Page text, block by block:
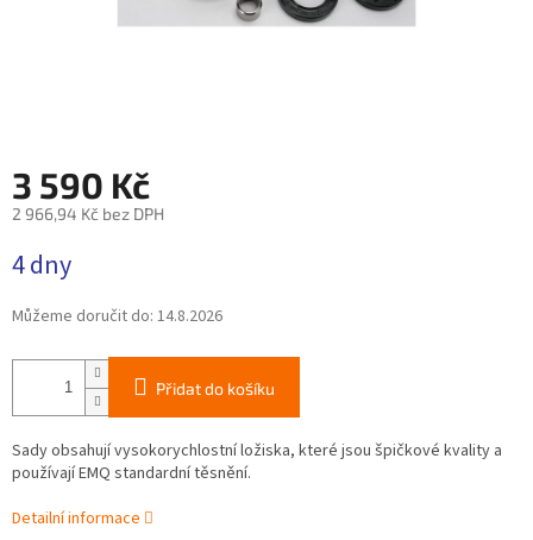
3 590 Kč
2 966,94 Kč bez DPH
cena:
4 dny
Můžeme doručit do: 14.8.2026
Přidat do košíku
Sady obsahují vysokorychlostní ložiska, které jsou špičkové kvality a
používají EMQ standardní těsnění.
Detailní informace